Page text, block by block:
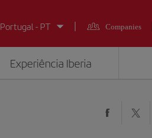
Portugal - PT
Companies
Experiência Iberia